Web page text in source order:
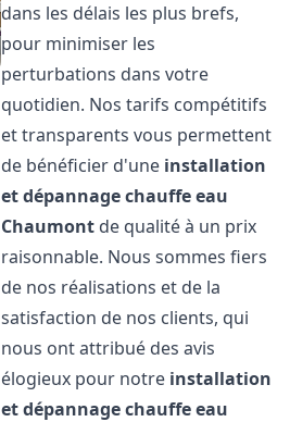
dans les délais les plus brefs,
pour minimiser les
perturbations dans votre
quotidien. Nos tarifs compétitifs
et transparents vous permettent
de bénéficier d'une installation
et dépannage chauffe eau
Chaumont de qualité à un prix
raisonnable. Nous sommes fiers
de nos réalisations et de la
satisfaction de nos clients, qui
nous ont attribué des avis
élogieux pour notre installation
et dépannage chauffe eau